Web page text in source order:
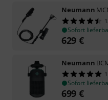
Neumann
Sofort
629 €
Neumann
1
Sofort
699 €